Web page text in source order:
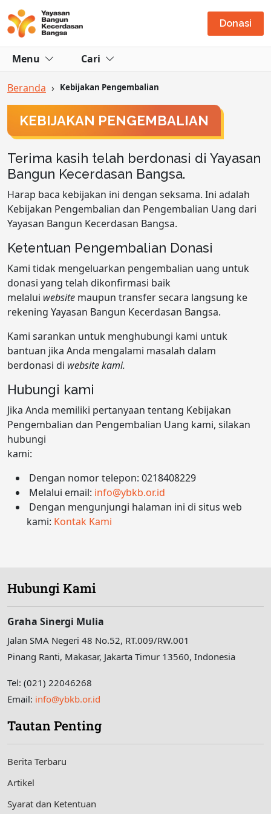
Donasi
Menu Cari
Beranda › Kebijakan Pengembalian
KEBIJAKAN PENGEMBALIAN
Terima kasih telah berdonasi di Yayasan
Bangun Kecerdasan Bangsa.
Harap baca kebijakan ini dengan seksama. Ini adalah
Kebijakan Pengembalian dan Pengembalian Uang dari
Yayasan Bangun Kecerdasan Bangsa.
Ketentuan Pengembalian Donasi
Kami tidak mengeluarkan pengembalian uang untuk
donasi yang telah dikonfirmasi baik
melalui website maupun transfer secara langsung ke
rekening Yayasan Bangun Kecerdasan Bangsa.
Kami sarankan untuk menghubungi kami untuk
bantuan jika Anda mengalami masalah dalam
berdonasi di website kami.
Hubungi kami
Jika Anda memiliki pertanyaan tentang Kebijakan
Pengembalian dan Pengembalian Uang kami, silakan
hubungi
kami:
Dengan nomor telepon: 0218408229
Melalui email: info@ybkb.or.id
Dengan mengunjungi halaman ini di situs web
kami: Kontak Kami
Hubungi Kami
Graha Sinergi Mulia
Jalan SMA Negeri 48 No.52, RT.009/RW.001
Pinang Ranti, Makasar, Jakarta Timur 13560, Indonesia
Tel: (021) 22046268
Email: info@ybkb.or.id
Tautan Penting
Berita Terbaru
Artikel
Syarat dan Ketentuan